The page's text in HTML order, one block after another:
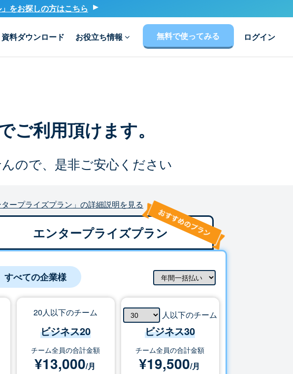
をお探しの方はこちら
資料ダウンロード お役立ち情報 無料で使ってみる ログイン
ご利用頂けます。
ので、是非ご安心ください
タープライズプラン」の詳細説明を見る
エンタープライズプラン
すべての企業様
20人以下のチーム
ビジネス20
チーム全員の合計金額
¥13,000/月
人以下のチーム
ビジネス30
チーム全員の合計金額
¥19,500/月